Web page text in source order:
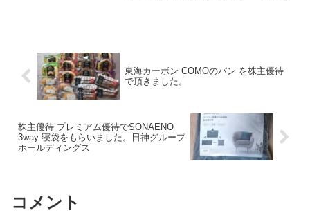
東海カーボン COMOのパン を株主優待
で頂きました。
株主優待 プレミアム優待でSONAENO
3way 寝袋をもらいました。日神グループ
ホールディングス
コメント